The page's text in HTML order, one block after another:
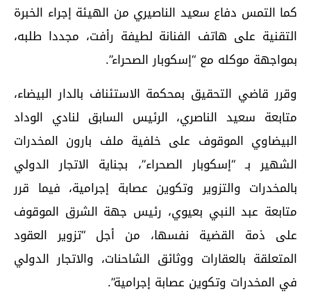
كما التمس دفاع سعيد الناصيري من الهيئة إجراء الخبرة
التقنية على هاتف الفنانة لطيفة رأفت، مجددا طلبه،
بمواجهة موكله مع “إسكوبار الصحراء”.
وقرر قاضي التحقيق بمحكمة الاستئناف بالدار البيضاء،
متابعة سعيد الناصري، الرئيس السابق لنادي الوداد
البيضاوي الموقوف على خلفية ملف بارون المخدرات
الشهير بـ “إسكوبار الصحراء”، بجناية الاتجار الدولي
بالمخدرات والتزوير وتكوين عصابة إجرامية، فيما قرر
متابعة عبد النبي بعيوي، رئيس جهة الشرق الموقوف
على ذمة القضية نفسها، من أجل “تزوير العقود
المتعلقة بالعقارات ووثائق الشاحنات، والاتجار الدولي
في المخدرات وتكوين عصابة إجرامية”.